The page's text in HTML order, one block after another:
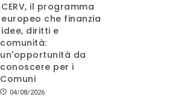
CERV, il programma
europeo che finanzia
idee, diritti e
comunità:
un'opportunità da
conoscere per i
Comuni
04/08/2026